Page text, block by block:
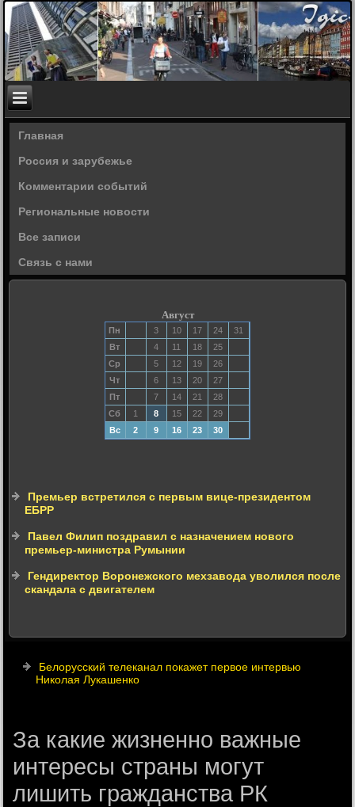
Главная
Россия и зарубежье
Комментарии событий
Региональные новости
Все записи
Связь с нами
Август
Пн 3 10 17 24
31
Вт
4 11 18
25
Ср
5 12 19
26
Чт
6 13 20
27
Пт
7 14 21
28
Сб
1 8 15 22
29
Вс
2 9 16 23 30
Премьер встретился с первым вице-президентом
ЕБРР
Павел Филип поздравил с назначением нового
премьер-министра Румынии
Гендиректор Воронежского мехзавода уволился после
скандала с двигателем
Белорусский телеканал покажет первое интервью
Николая Лукашенко
За какие жизненно важные
интересы страны могут
лишить гражданства РК